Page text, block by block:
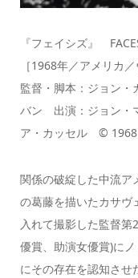
『フェイシズ』
［1968年／アメリカ
監督・脚本：ジョン
バン 出演：ジョン・
ア・カッセル © 1968
関係の破綻した中流ア
の葛藤を描いたカサヴ
入れて撮影した監督第
優賞、助演女優賞)に
にその存在を認知させ